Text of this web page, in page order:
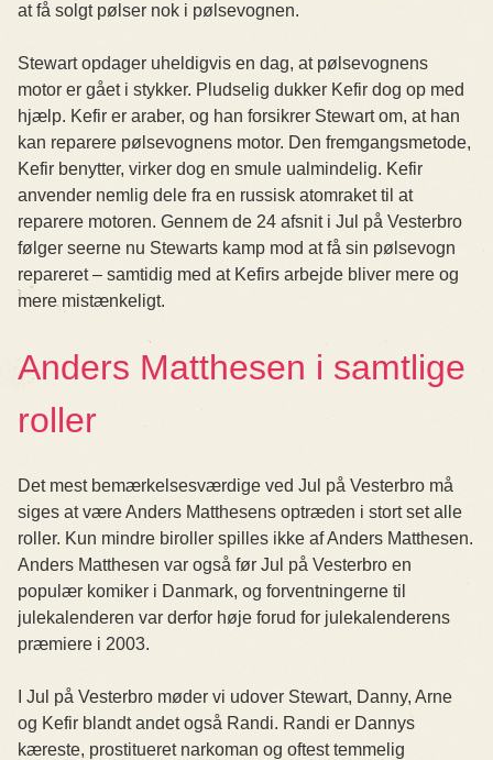
at få solgt pølser nok i pølsevognen.
Stewart opdager uheldigvis en dag, at pølsevognens
motor er gået i stykker. Pludselig dukker Kefir dog op med
hjælp. Kefir er araber, og han forsikrer Stewart om, at han
kan reparere pølsevognens motor. Den fremgangsmetode,
Kefir benytter, virker dog en smule ualmindelig. Kefir
anvender nemlig dele fra en russisk atomraket til at
reparere motoren. Gennem de 24 afsnit i Jul på Vesterbro
følger seerne nu Stewarts kamp mod at få sin pølsevogn
repareret – samtidig med at Kefirs arbejde bliver mere og
mere mistænkeligt.
Anders Matthesen i samtlige
roller
Det mest bemærkelsesværdige ved Jul på Vesterbro må
siges at være Anders Matthesens optræden i stort set alle
roller. Kun mindre biroller spilles ikke af Anders Matthesen.
Anders Matthesen var også før Jul på Vesterbro en
populær komiker i Danmark, og forventningerne til
julekalenderen var derfor høje forud for julekalenderens
præmiere i 2003.
I Jul på Vesterbro møder vi udover Stewart, Danny, Arne
og Kefir blandt andet også Randi. Randi er Dannys
kæreste, prostitueret narkoman og oftest temmelig